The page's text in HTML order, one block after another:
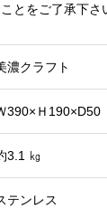
とをご了承下さ
濃クラフト
390×Ｈ190×D50
3.1 ㎏
テンレス